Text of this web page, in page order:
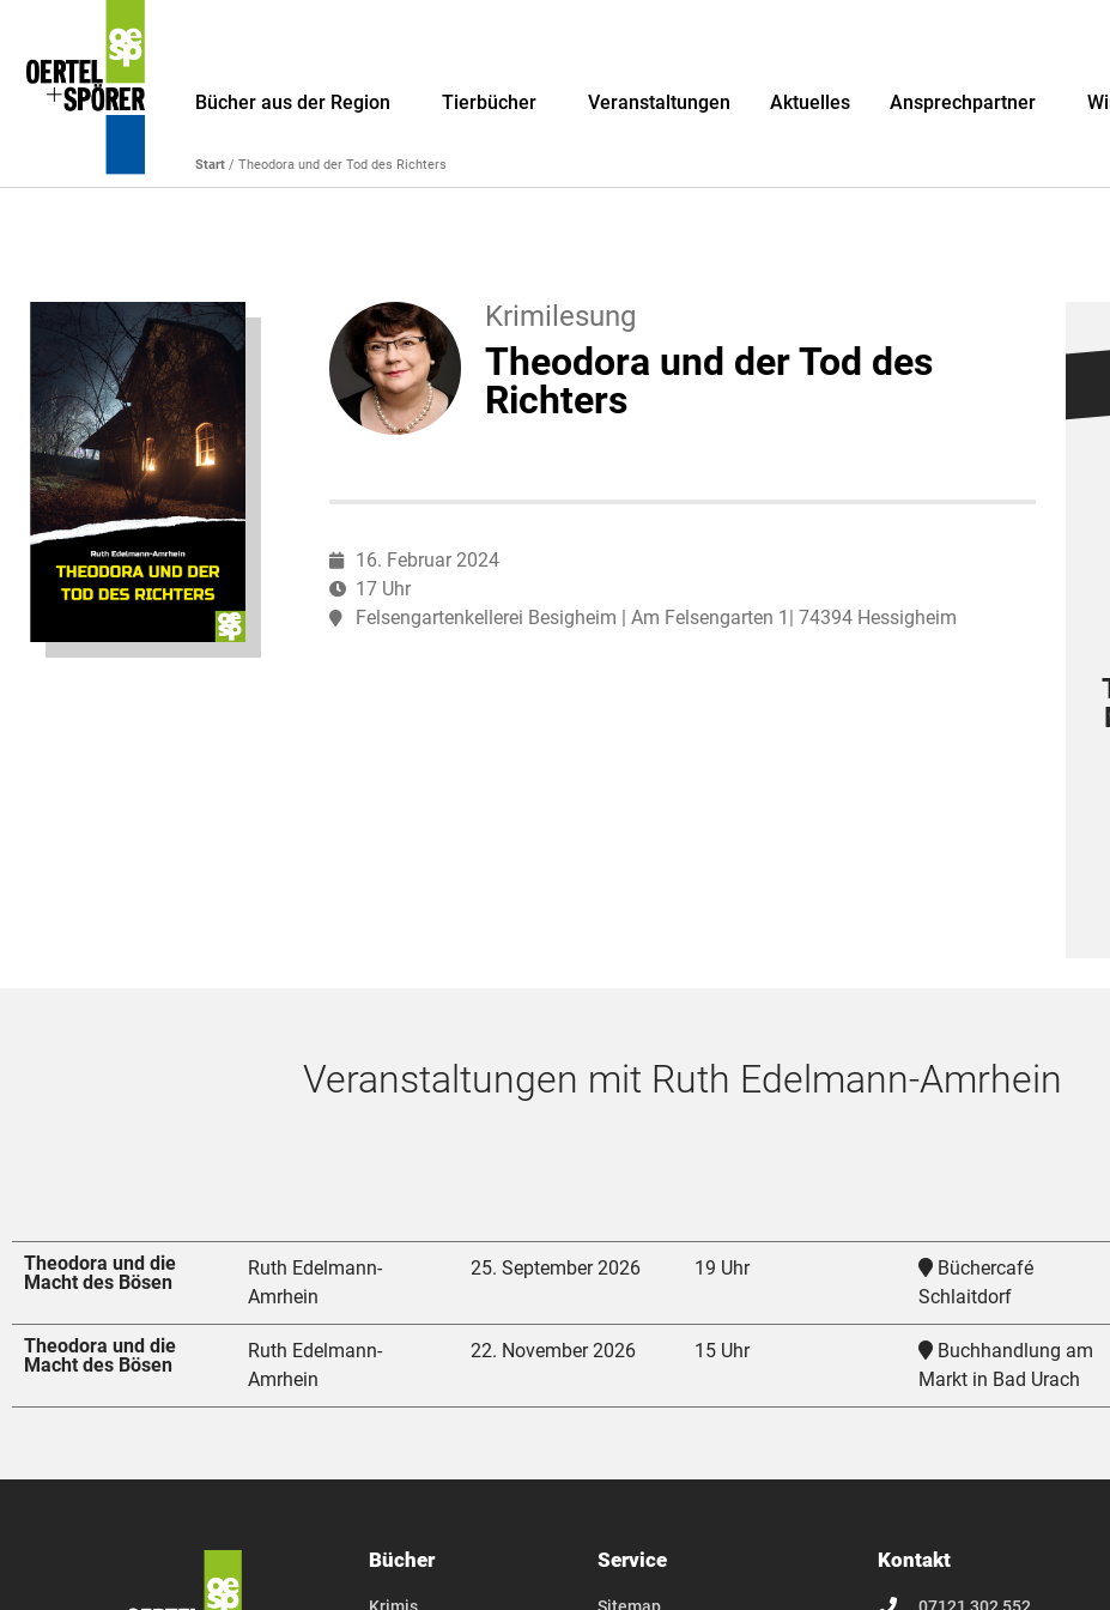
Bücher aus der Region Tierbücher Veranstaltungen Aktuelles Ansprechpartner
Start / Theodora und der Tod des Richters
Krimilesung
Theodora und der Tod des
Richters
16. Februar 2024
17 Uhr
Felsengartenkellerei Besigheim | Am Felsengarten 1| 74394 Hessigheim
Veranstaltungen mit Ruth Edelmann-Amrhein
Theodora und die
Macht des Bösen
Ruth Edelmann-
Amrhein
25. September 2026 19 Uhr
Büchercafé
Schlaitdorf
Theodora und die
Macht des Bösen
Ruth Edelmann-
Amrhein
22. November 2026 15 Uhr
Buchhandlung am
Markt in Bad Urach
Bücher
Krimis
Service
Sitemap
Kontakt
07121 302 552